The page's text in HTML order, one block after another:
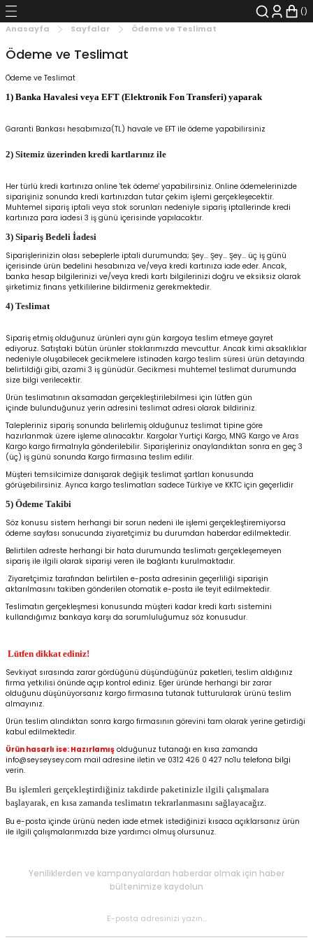
Karakter
Kit
Roman
Kitaplar
Blu-RAY
Gemiler
Anasayfa Sayfalar Ödeme ve Teslimat
Ödeme ve Teslimat
Ödeme ve Teslimat
1) Banka Havalesi veya EFT (Elektronik Fon Transferi) yaparak
Garanti Bankası hesabımıza(TL) havale ve EFT ile ödeme yapabilirsiniz
2) Sitemiz üzerinden kredi kartlarınız ile
Her türlü kredi kartınıza online 'tek ödeme' yapabilirsiniz. Online ödemelerinizde
siparişiniz sonunda kredi kartınızdan tutar çekim işlemi gerçekleşecektir.
Muhtemel sipariş iptali veya stok sorunları nedeniyle sipariş iptallerinde kredi
kartınıza para iadesi 3 iş günü içerisinde yapılacaktır.
3) Sipariş Bedeli İadesi
Siparişlerinizin olası sebeplerle iptali durumunda; Şey... Şey... Şey... üç iş günü
içerisinde ürün bedelini hesabınıza ve/veya kredi kartınıza iade eder. Ancak,
banka hesap bilgilerinizi ve/veya kredi kartı bilgilerinizi doğru ve eksiksiz olarak
şirketimiz finans yetkililerine bildirmeniz gerekmektedir.
4) Teslimat
Sipariş etmiş olduğunuz ürünleri aynı gün kargoya teslim etmeye gayret
ediyoruz. Satıştaki bütün ürünler stoklarımızda mevcuttur. Ancak kimi aksaklıklar
nedeniyle oluşabilecek gecikmelere istinaden kargo teslim süresi ürün detayında
belirtildiği gibi, azami 3 iş günüdür. Gecikmesi muhtemel teslimat durumunda
size bilgi verilecektir.
Ürün teslimatının aksamadan gerçekleştirilebilmesi için lütfen gün
içinde bulunduğunuz yerin adresini teslimat adresi olarak bildiriniz.
Talepleriniz sipariş sonunda belirlemiş olduğunuz teslimat tipine göre
hazırlanmak üzere işleme alınacaktır. Kargolar Yurtiçi Kargo, MNG Kargo ve Aras
Kargo kargo firmalrıyla gönderilebilir. Siparişleriniz onaylandıktan sonra en geç 3
(üç) iş günü sonunda Kargo firmasına teslim edilir.
Müşteri temsilcimize danışarak değişik teslimat şartları konusunda
görüşebilirsiniz. Ayrıca kargo teslimatları sadece Türkiye ve KKTC için geçerlidir
5) Ödeme Takibi
Söz konusu sistem herhangi bir sorun nedeni ile işlemi gerçekleştiremiyorsa
ödeme sayfası sonucunda ziyaretçimiz bu durumdan haberdar edilmektedir.
Belirtilen adreste herhangi bir hata durumunda teslimatı gerçekleşemeyen
sipariş ile ilgili olarak siparişi veren ile bağlantı kurulmaktadır.
Ziyaretçimiz tarafından belirtilen e-posta adresinin geçerliliği siparişin
aktarılmasını takiben gönderilen otomatik e-posta ile teyit edilmektedir.
Teslimatın gerçekleşmesi konusunda müşteri kadar kredi kartı sistemini
kullandığımız bankaya karşı da sorumluluğumuz söz konusudur.
Lütfen dikkat ediniz!
Sevkiyat sırasında zarar gördüğünü düşündüğünüz paketleri, teslim aldığınız
firma yetkilisi önünde açıp kontrol ediniz. Eğer üründe herhangi bir zarar
olduğunu düşünüyorsanız kargo firmasına tutanak tutturularak ürünü teslim
almayınız.
Ürün teslim alındıktan sonra kargo firmasının görevini tam olarak yerine getirdiği
kabul edilmektedir.
Ürün hasarlı ise: Hazırlamış olduğunuz tutanağı en kısa zamanda
info@seyseysey.com mail adresine iletin ve 0312 426 0 427 no'lu telefona bilgi
verin.
Bu işlemleri gerçekleştirdiğiniz takdirde paketinizle ilgili çalışmalara
başlayarak, en kısa zamanda teslimatın tekrarlanmasını sağlayacağız.
Bu e-posta içinde ürünü neden iade etmek istediğinizi kısaca açıklarsanız ürün
ile ilgili çalışmalarımızda bize yardımcı olmuş olursunuz.
Yeniliklerden ve kampanyalardan haberdar olmak için haber
bültenimize kaydolun